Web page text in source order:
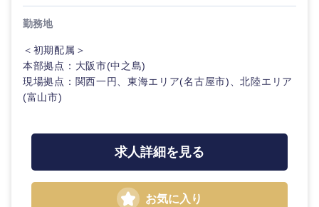
勤務地
＜初期配属＞
本部拠点：大阪市(中之島)
現場拠点：関西一円、東海エリア(名古屋市)、北陸エリア
(富山市)
求人詳細を見る
お気に入り